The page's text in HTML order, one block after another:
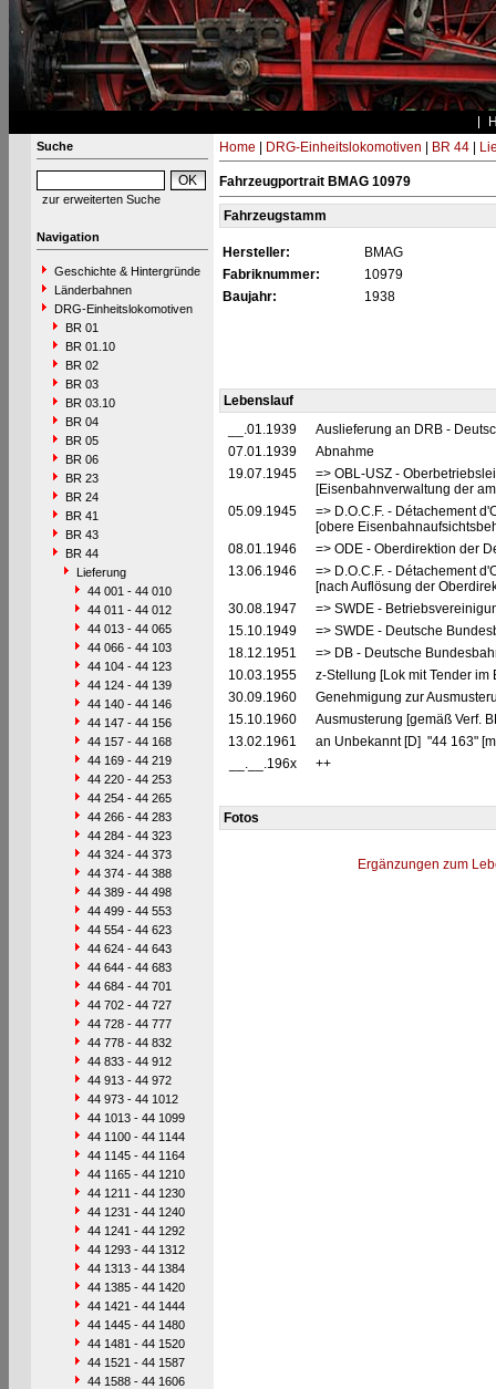
Suche
zur erweiterten Suche
Navigation
Geschichte & Hintergründe
Länderbahnen
DRG-Einheitslokomotiven
BR 01
BR 01.10
BR 02
BR 03
BR 03.10
BR 04
BR 05
BR 06
BR 23
BR 24
BR 41
BR 43
BR 44
Lieferung
44 001 - 44 010
44 011 - 44 012
44 013 - 44 065
44 066 - 44 103
44 104 - 44 123
44 124 - 44 139
44 140 - 44 146
44 147 - 44 156
44 157 - 44 168
44 169 - 44 219
44 220 - 44 253
44 254 - 44 265
44 266 - 44 283
44 284 - 44 323
44 324 - 44 373
44 374 - 44 388
44 389 - 44 498
44 499 - 44 553
44 554 - 44 623
44 624 - 44 643
44 644 - 44 683
44 684 - 44 701
44 702 - 44 727
44 728 - 44 777
44 778 - 44 832
44 833 - 44 912
44 913 - 44 972
44 973 - 44 1012
44 1013 - 44 1099
44 1100 - 44 1144
44 1145 - 44 1164
44 1165 - 44 1210
44 1211 - 44 1230
44 1231 - 44 1240
44 1241 - 44 1292
44 1293 - 44 1312
44 1313 - 44 1384
44 1385 - 44 1420
44 1421 - 44 1444
44 1445 - 44 1480
44 1481 - 44 1520
44 1521 - 44 1587
44 1588 - 44 1606
Home DRG-Einheitslokomotiven BR 44|
Fahrzeugportrait BMAG 10979
Fahrzeugstamm
Hersteller:
BMAG
Fabriknummer:
10979
Baujahr:
1938
Lebenslauf
__.01.1939
Auslieferung an DRB -
07.01.1939
Abnahme
19.07.1945
=> OBL-USZ -
[Eisenbahnverwaltung der
05.09.1945
=> D.O.C.F. - Détachement
[obere
08.01.1946
=> ODE - Oberdirektion der
13.06.1946
=> D.O.C.F. - Détachement
[nach Auflösung der
30.08.1947
=> SWDE -
15.10.1949
=> SWDE - Deutsche
18.12.1951
=> DB - Deutsche
10.03.1955
z-Stellung [Lok mit Tender im
30.09.1960
Genehmigung zur
15.10.1960
Ausmusterung [gemäß Verf.
13.02.1961
an Unbekannt [D] "44 163"
__.__.196x
++
Fotos
Ergänzungen zum